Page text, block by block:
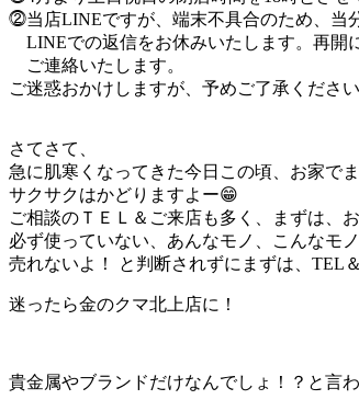
⓶当店LINEですが、端末不具合のため、当
LINEでの返信をお休みいたします。再開
ご連絡いたします。
ご迷惑おかけしますが、予めご了承ください
さてさて、
急に肌寒くなってきた今日この頃、お家で
サクサクはかどりますよー😁
ご相談のＴＥＬ＆ご来店も多く、まずは、
必ず使っていない、あんなモノ、こんなモ
売れないよ！ と判断されずにまずは、TEL
迷ったら金のクマ北上店に！
貴金属やブランドだけなんでしょ！？と言